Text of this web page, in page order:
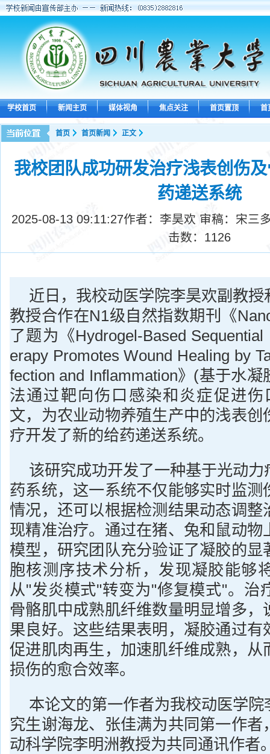
学校首页 新闻主页 媒体视角 焦点关注 首页置顶 首
首页 首页新闻 正文
我校团队成功研发治疗浅表创伤
药递送系统
2025-08-13 09:11:27作者：李昊欢 审稿：宋三
击数： 1126
近日，我校动医学院李昊欢副教
教授合作在N1级自然指数期刊《
了题为《Hydrogel-Based Sequential
erapy Promotes Wound Healing by
fection and Inflammation》(基于水
法通过靶向伤口感染和炎症促进
文，为农业动物养殖生产中的浅表创
疗开发了新的给药递送系统。
该研究成功开发了一种基于光动
药系统，这一系统不仅能够实时监测
情况，还可以根据检测结果动态调整
现精准治疗。通过在猪、兔和鼠动物
模型，研究团队充分验证了凝胶的显
胞核测序技术分析，发现凝胶能够
从"发炎模式"转变为"修复模式"。治
骨骼肌中成熟肌纤维数量明显增多，
果良好。这些结果表明，凝胶通过有
促进肌肉再生，加速肌纤维成熟，从
损伤的愈合效率。
本论文的第一作者为我校动医学
究生谢海龙、张佳满为共同第一作者
动科学院李明洲教授为共同通讯作者